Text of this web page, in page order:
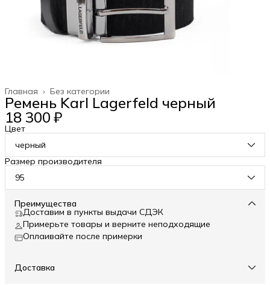
Без категории
Главная ›
Ремень Karl Lagerfeld черный
18 300 ₽
Цвет
черный
Размер производителя
95
Преимущества
Доставим в пункты выдачи СДЭК
Примерьте товары и верните неподходящие
Оплаивайте после примерки
Доставка